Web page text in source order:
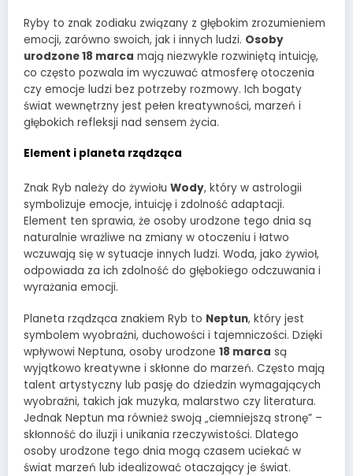
Ryby to znak zodiaku związany z głębokim zrozumieniem
emocji, zarówno swoich, jak i innych ludzi. Osoby
urodzone 18 marca mają niezwykle rozwiniętą intuicję,
co często pozwala im wyczuwać atmosferę otoczenia
czy emocje ludzi bez potrzeby rozmowy. Ich bogaty
świat wewnętrzny jest pełen kreatywności, marzeń i
głębokich refleksji nad sensem życia.
Element i planeta rządząca
Znak Ryb należy do żywiołu Wody, który w astrologii
symbolizuje emocje, intuicję i zdolność adaptacji.
Element ten sprawia, że osoby urodzone tego dnia są
naturalnie wrażliwe na zmiany w otoczeniu i łatwo
wczuwają się w sytuacje innych ludzi. Woda, jako żywioł,
odpowiada za ich zdolność do głębokiego odczuwania i
wyrażania emocji.
Planeta rządząca znakiem Ryb to Neptun, który jest
symbolem wyobraźni, duchowości i tajemniczości. Dzięki
wpływowi Neptuna, osoby urodzone 18 marca są
wyjątkowo kreatywne i skłonne do marzeń. Często mają
talent artystyczny lub pasję do dziedzin wymagających
wyobraźni, takich jak muzyka, malarstwo czy literatura.
Jednak Neptun ma również swoją „ciemniejszą stronę” –
skłonność do iluzji i unikania rzeczywistości. Dlatego
osoby urodzone tego dnia mogą czasem uciekać w
świat marzeń lub idealizować otaczający je świat.